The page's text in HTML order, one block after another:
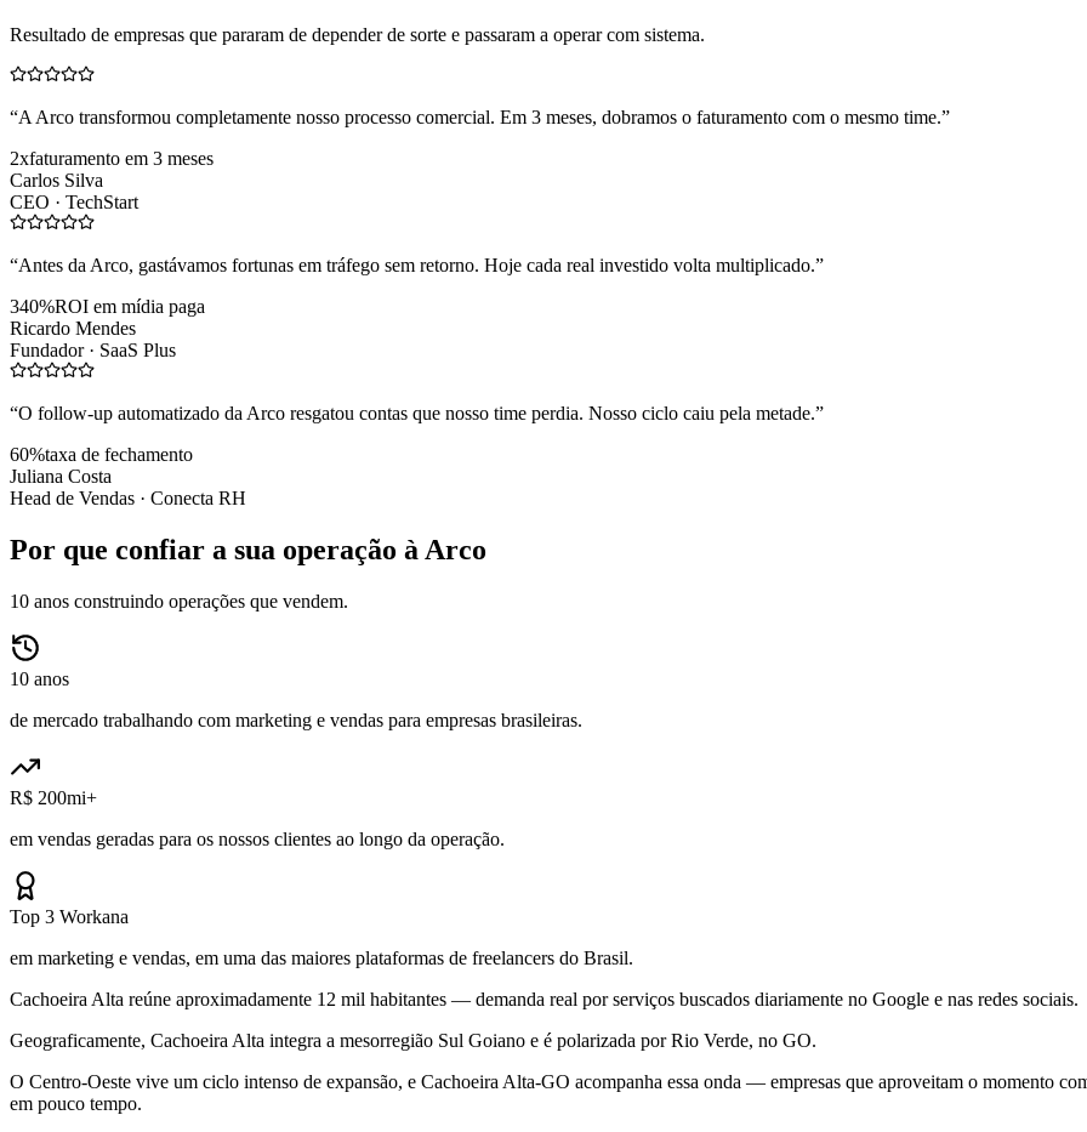
Resultado de empresas que pararam de depender de sorte e passaram a operar com sistema.
“A Arco transformou completamente nosso processo comercial. Em 3 meses, dobramos o faturamento com o mesmo time.”
2xfaturamento em 3 meses
Carlos Silva
CEO · TechStart
“Antes da Arco, gastávamos fortunas em tráfego sem retorno. Hoje cada real investido volta multiplicado.”
340%ROI em mídia paga
Ricardo Mendes
Fundador · SaaS Plus
“O follow-up automatizado da Arco resgatou contas que nosso time perdia. Nosso ciclo caiu pela metade.”
60%taxa de fechamento
Juliana Costa
Head de Vendas · Conecta RH
Por que confiar a sua operação à Arco
10 anos construindo operações que vendem.
10 anos
de mercado trabalhando com marketing e vendas para empresas brasileiras.
R$ 200mi+
em vendas geradas para os nossos clientes ao longo da operação.
Top 3 Workana
em marketing e vendas, em uma das maiores plataformas de freelancers do Brasil.
Cachoeira Alta reúne aproximadamente 12 mil habitantes — demanda real por serviços buscados diariamente no Google e nas redes sociais.
Geograficamente, Cachoeira Alta integra a mesorregião Sul Goiano e é polarizada por Rio Verde, no GO.
O Centro-Oeste vive um ciclo intenso de expansão, e Cachoeira Alta-GO acompanha essa onda — empresas que aproveitam o momento
em pouco tempo.